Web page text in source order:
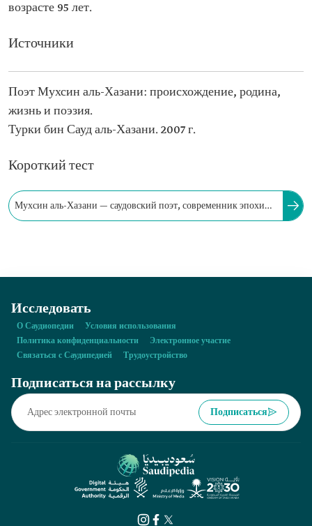
возрасте 95 лет.
Источники
Поэт Мухсин аль-Хазани: происхождение, родина,
жизнь и поэзия.
Турки бин Сауд аль-Хазани. 2007 г.
Короткий тест
Мухсин аль-Хазани — саудовский поэт, современник эпохи
Исследовать
О Саудиопедии
Условия использования
Политика конфиденциальности
Электронное участие
Связаться с Саудипедией
Трудоустройство
Подписаться на рассылку
Подписаться